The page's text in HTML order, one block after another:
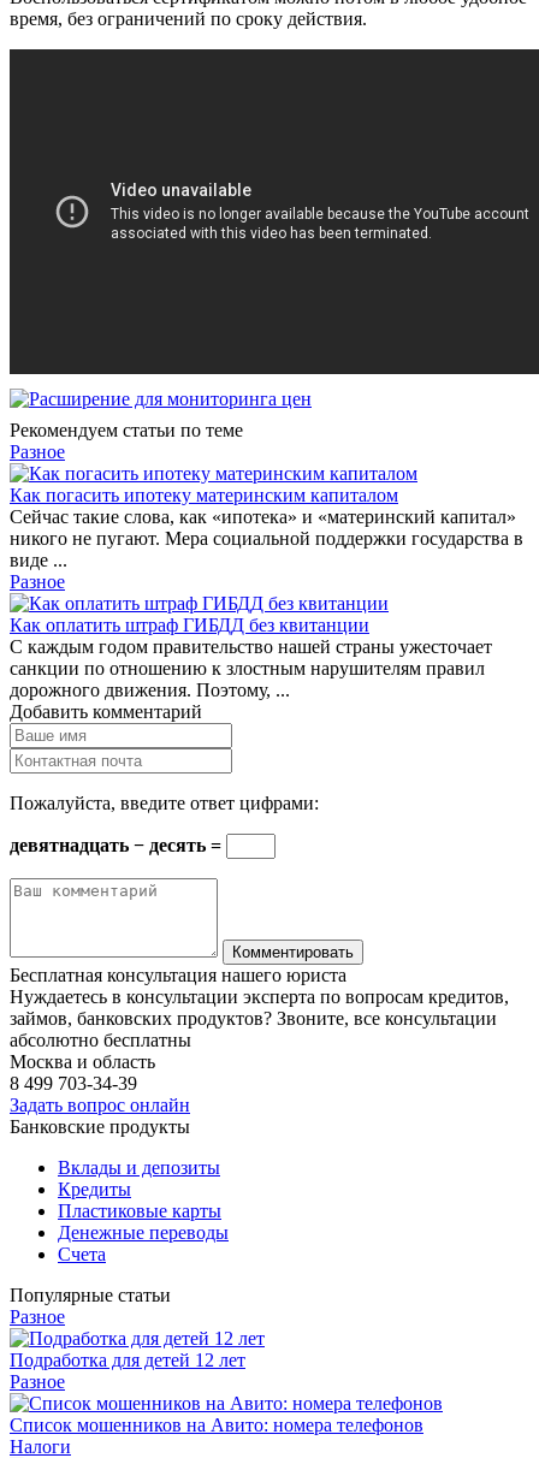
время, без ограничений по сроку действия.
Рекомендуем статьи по теме
Разное
Как погасить ипотеку материнским капиталом
Сейчас такие слова, как «ипотека» и «материнский капитал»
никого не пугают. Мера социальной поддержки государства в
виде ...
Разное
Как оплатить штраф ГИБДД без квитанции
С каждым годом правительство нашей страны ужесточает
санкции по отношению к злостным нарушителям правил
дорожного движения. Поэтому, ...
Добавить комментарий
Пожалуйста, введите ответ цифрами:
девятнадцать − десять =
Бесплатная консультация нашего юриста
Нуждаетесь в консультации эксперта по вопросам кредитов,
займов, банковских продуктов? Звоните, все консультации
абсолютно бесплатны
Москва и область
8 499 703-34-39
Задать вопрос онлайн
Банковские продукты
Вклады и депозиты
Кредиты
Пластиковые карты
Денежные переводы
Счета
Популярные статьи
Разное
Подработка для детей 12 лет
Разное
Список мошенников на Авито: номера телефонов
Налоги